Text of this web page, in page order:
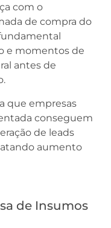
com o
de compra do
e momentos de
antes de
que empresas
conseguem
de leads
aumento
de Insumos